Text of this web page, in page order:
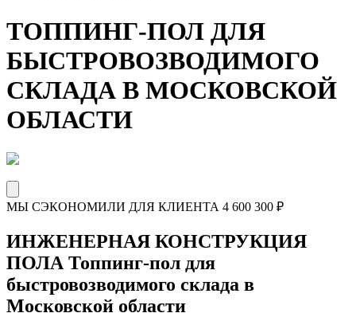
ТОППИНГ-ПОЛ ДЛЯ
БЫСТРОВОЗВОДИМОГО
СКЛАДА В МОСКОВСКОЙ
ОБЛАСТИ
МЫ СЭКОНОМИЛИ ДЛЯ КЛИЕНТА 4 600 300 ₽
ИНЖЕНЕРНАЯ КОНСТРУКЦИЯ
ПОЛА Топпинг-пол для
быстровозводимого склада в
Московской области